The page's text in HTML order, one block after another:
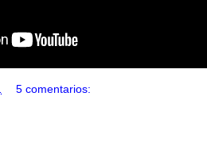
5 comentarios: